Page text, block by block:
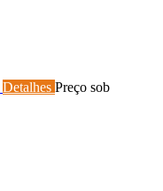
Detalhes Preço sob